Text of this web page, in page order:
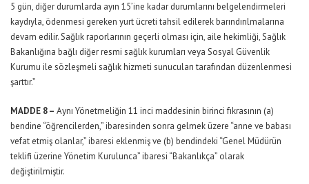
5 gün, diğer durumlarda ayın 15’ine kadar durumlarını belgelendirmeleri
kaydıyla, ödenmesi gereken yurt ücreti tahsil edilerek barındırılmalarına
devam edilir. Sağlık raporlarının geçerli olması için, aile hekimliği, Sağlık
Bakanlığına bağlı diğer resmi sağlık kurumları veya Sosyal Güvenlik
Kurumu ile sözleşmeli sağlık hizmeti sunucuları tarafından düzenlenmesi
şarttır.”
MADDE 8 – Aynı Yönetmeliğin 11 inci maddesinin birinci fıkrasının (a)
bendine “öğrencilerden,” ibaresinden sonra gelmek üzere “anne ve babası
vefat etmiş olanlar,” ibaresi eklenmiş ve (b) bendindeki “Genel Müdürün
teklifi üzerine Yönetim Kurulunca” ibaresi “Bakanlıkça” olarak
değiştirilmiştir.